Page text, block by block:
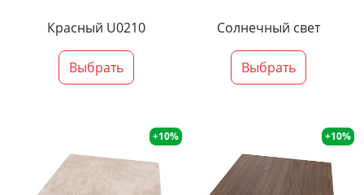
Красный U0210
Выбрать
Солнечный свет
Выбрать
+10% +10%